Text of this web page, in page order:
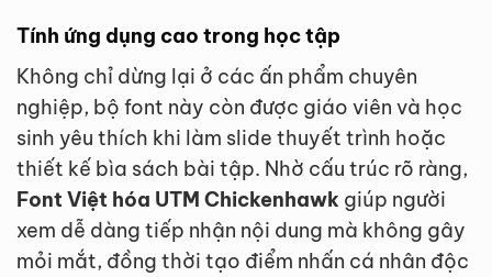
Tính ứng dụng cao trong học tập
Không chỉ dừng lại ở các ấn phẩm chuyên
nghiệp, bộ font này còn được giáo viên và học
sinh yêu thích khi làm slide thuyết trình hoặc
thiết kế bìa sách bài tập. Nhờ cấu trúc rõ ràng,
Font Việt hóa UTM Chickenhawk giúp người
xem dễ dàng tiếp nhận nội dung mà không gây
mỏi mắt, đồng thời tạo điểm nhấn cá nhân độc